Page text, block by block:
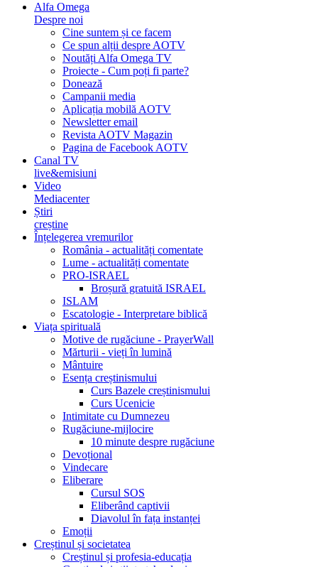
Alfa Omega
Despre noi
Cine suntem și ce facem
Ce spun alții despre AOTV
Noutăți Alfa Omega TV
Proiecte - Cum poți fi parte?
Donează
Campanii media
Aplicația mobilă AOTV
Newsletter email
Revista AOTV Magazin
Pagina de Facebook AOTV
Canal TV
live&emisiuni
Video
Mediacenter
Știri
creștine
Înțelegerea vremurilor
România - actualități comentate
Lume - actualități comentate
PRO-ISRAEL
Broșură gratuită ISRAEL
ISLAM
Escatologie - Interpretare biblică
Viața spirituală
Motive de rugăciune - PrayerWall
Mărturii - vieți în lumină
Mântuire
Esența creștinismului
Curs Bazele creștinismului
Curs Ucenicie
Intimitate cu Dumnezeu
Rugăciune-mijlocire
10 minute despre rugăciune
Devoțional
Vindecare
Eliberare
Cursul SOS
Eliberând captivii
Diavolul în fața instanței
Emoții
Creștinul și societatea
Creștinul și profesia-educația